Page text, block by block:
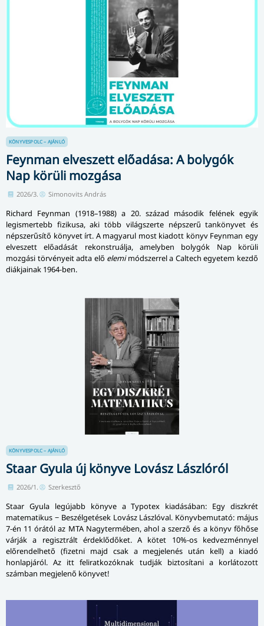
KÖNYVESPOLC – AJÁNLÓ
Feynman elveszett előadása: A bolygók
Nap körüli mozgása
2026/3. Simonovits András
Richard Feynman (1918–1988) a 20. század második felének egyik
legismertebb fizikusa, aki több világszerte népszerű tankönyvet és
népszerűsítő könyvet írt. A magyarul most kiadott könyv Feynman egy
elveszett előadását rekonstruálja, amelyben bolygók Nap körüli
mozgási törvényeit adta elő elemimódszerrel a Caltech egyetem kezdő
diákjainak 1964-ben.
KÖNYVESPOLC – AJÁNLÓ
Staar Gyula új könyve Lovász Lászlóról
2026/1. Szerkesztő
Staar Gyula legújabb könyve a Typotex kiadásában: Egy diszkrét
matematikus − Beszélgetések Lovász Lászlóval. Könyvbemutató: május
7-én 11 órától az MTA Nagytermében, ahol a szerző és a könyv főhőse
várják a regisztrált érdeklődőket. A kötet 10%-os kedvezménnyel
előrendelhető (fizetni majd csak a megjelenés után kell) a kiadó
honlapjáról. Az itt feliratkozóknak tudják biztosítani a korlátozott
számban megjelenő könyvet!